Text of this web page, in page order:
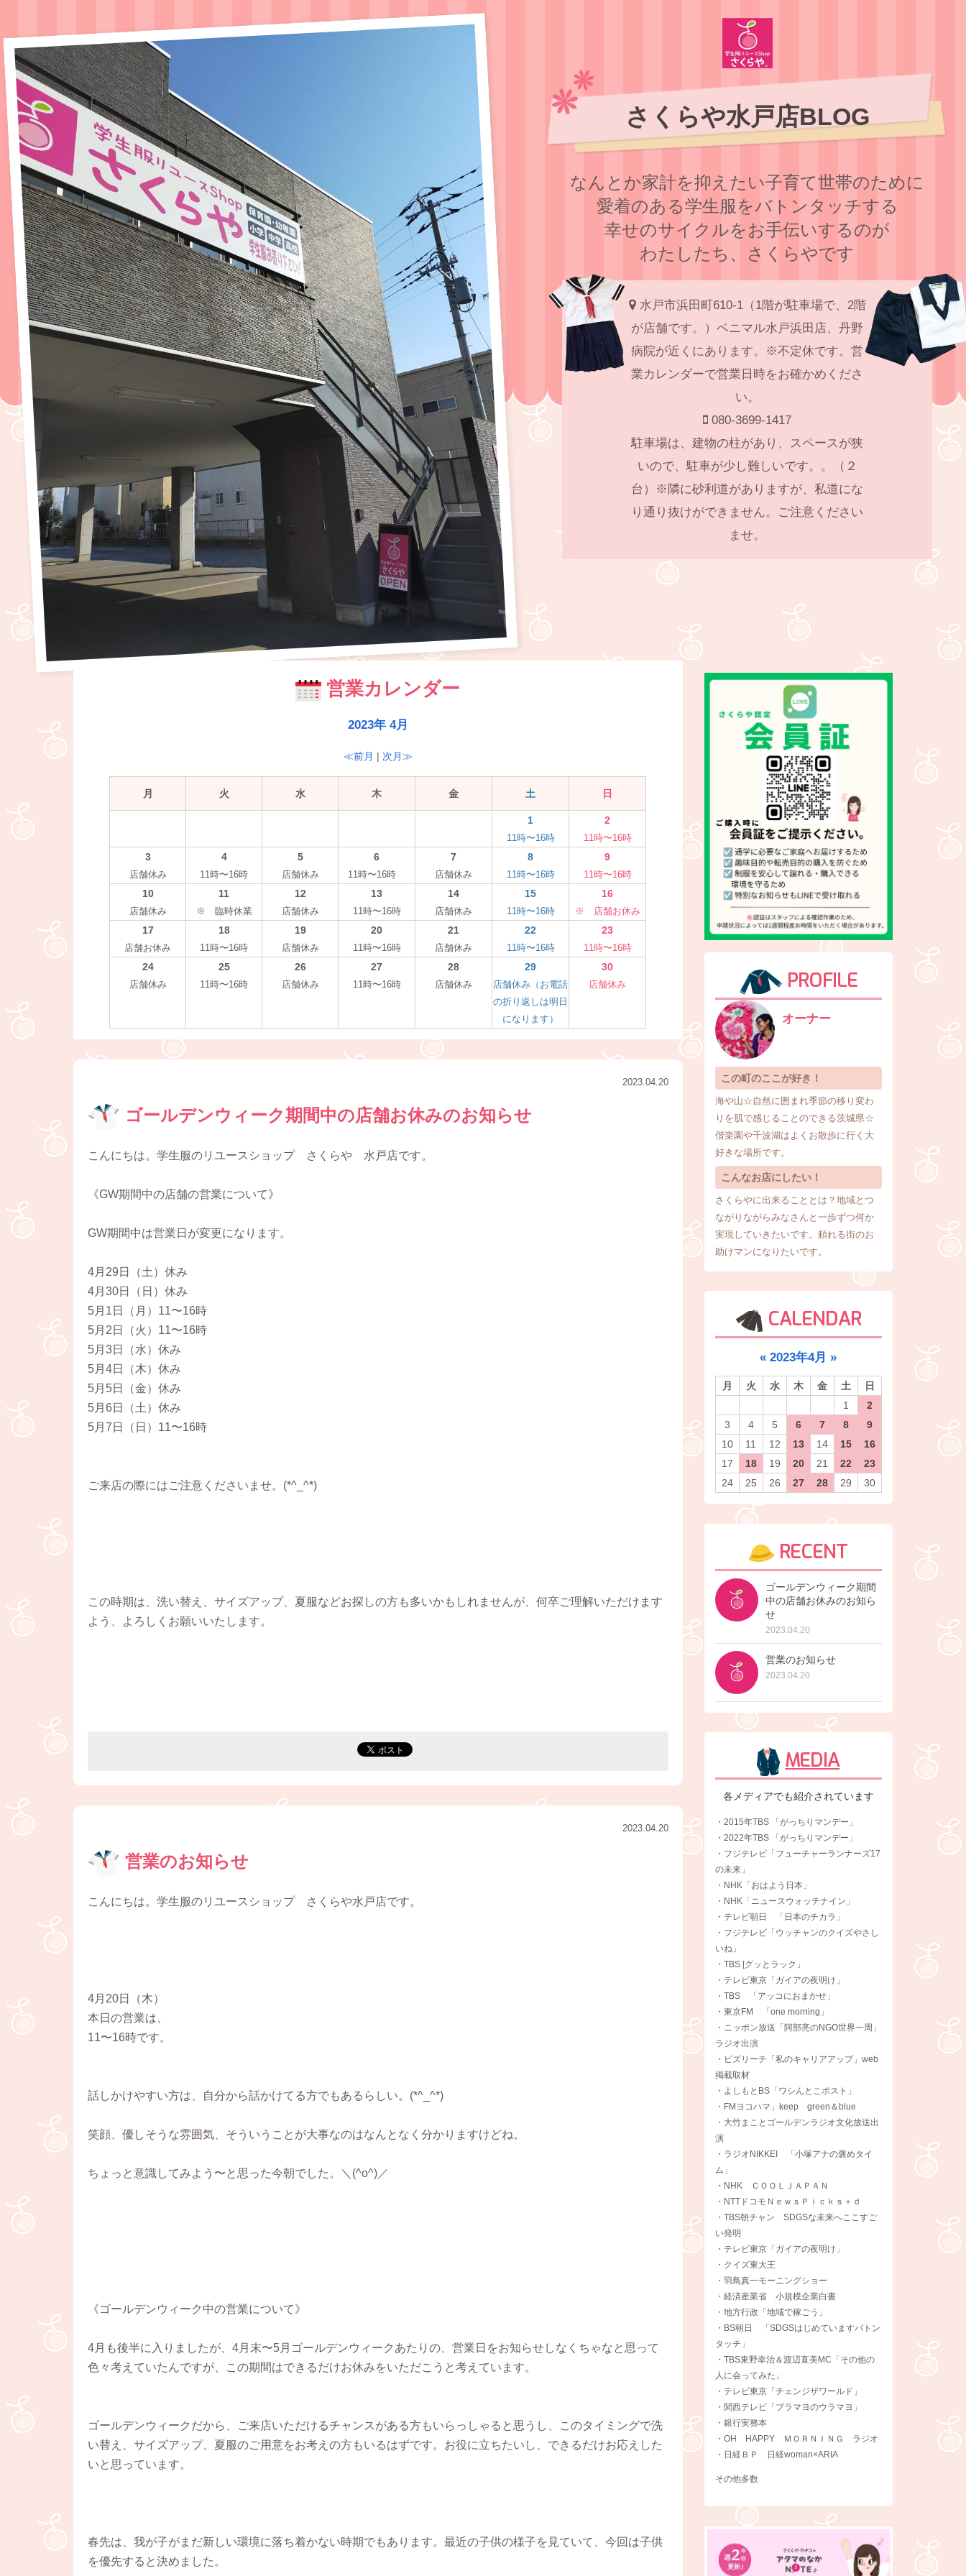
さくらや水戸店BLOG
なんとか家計を抑えたい子育て世帯のために
愛着のある学⽣服をバトンタッチする
幸せのサイクルをお⼿伝いするのが
わたしたち、さくらやです
水戸市浜田町610-1（1階が駐車場で、2階
が店舗です。）ベニマル水戸浜田店、丹野
病院が近くにあります。※不定休です。営
業カレンダーで営業日時をお確かめくださ
い。
080-3699-1417
駐車場は、建物の柱があり、スペースが狭
いので、駐車が少し難しいです。。（２
台）※隣に砂利道がありますが、私道にな
り通り抜けができません。ご注意ください
ませ。
営業カレンダー
2023年 4月
≪前月 | 次月≫
月 火 水 木 金 土 日
1
11時〜16時
2
11時〜16時
3
店舗休み
4
11時〜16時
5
店舗休み
6
11時〜16時
7
店舗休み
8
11時〜16時
9
11時〜16時
10
店舗休み
11
※ 臨時休業
12
店舗休み
13
11時〜16時
14
店舗休み
15
11時〜16時
16
※ 店舗お休み
17
店舗お休み
18
11時〜16時
19
店舗休み
20
11時〜16時
21
店舗休み
22
11時〜16時
23
11時〜16時
24
店舗休み
25
11時〜16時
26
店舗休み
27
11時〜16時
28
店舗休み
29
店舗休み（お電話
の折り返しは明日
になります）
30
店舗休み
2023.04.20
ゴールデンウィーク期間中の店舗お休みのお知らせ
こんにちは。学生服のリユースショップ さくらや 水戸店です。
《GW期間中の店舗の営業について》
GW期間中は営業日が変更になります。
4月29日（土）休み
4月30日（日）休み
5月1日（月）11〜16時
5月2日（火）11〜16時
5月3日（水）休み
5月4日（木）休み
5月5日（金）休み
5月6日（土）休み
5月7日（日）11〜16時
ご来店の際にはご注意くださいませ。(*^_^*)
この時期は、洗い替え、サイズアップ、夏服などお探しの方も多いかもしれませんが、何卒ご理解いただけます
よう、よろしくお願いいたします。
2023.04.20
営業のお知らせ
こんにちは。学生服のリユースショップ さくらや水戸店です。
4月20日（木）
本日の営業は、
11〜16時です。
話しかけやすい方は、自分から話かけてる方でもあるらしい。(*^_^*)
笑顔、優しそうな雰囲気、そういうことが大事なのはなんとなく分かりますけどね。
ちょっと意識してみよう〜と思った今朝でした。＼(^o^)／
《ゴールデンウィーク中の営業について》
4月も後半に入りましたが、4月末〜5月ゴールデンウィークあたりの、営業日をお知らせしなくちゃなと思って
色々考えていたんですが、この期間はできるだけお休みをいただこうと考えています。
ゴールデンウィークだから、ご来店いただけるチャンスがある方もいらっしゃると思うし、このタイミングで洗
い替え、サイズアップ、夏服のご用意をお考えの方もいるはずです。お役に立ちたいし、できるだけお応えした
いと思っています。
春先は、我が子がまだ新しい環境に落ち着かない時期でもあります。最近の子供の様子を見ていて、今回は子供
を優先すると決めました。
PROFILE
オーナー
この町のここが好き！
海や山☆自然に囲まれ季節の移り変わ
りを肌で感じることのできる茨城県☆
偕楽園や千波湖はよくお散歩に行く大
好きな場所です。
こんなお店にしたい！
さくらやに出来ることとは？地域とつ
ながりながらみなさんと一歩ずつ何か
実現していきたいです。頼れる街のお
助けマンになりたいです。
CALENDAR
« 2023年4月 »
月 火 水 木 金 土
日
1
2
3
4 5 6 7 8
9
10
11 12 13 14 15
16
17
18 19 20 21 22
23
24
25 26 27 28 29 30
RECENT
ゴールデンウィーク期間
中の店舗お休みのお知ら
せ
2023.04.20
営業のお知らせ
2023.04.20
MEDIA
各メディアでも紹介されています
・2015年TBS 「がっちりマンデー」
・2022年TBS 「がっちりマンデー」
・フジテレビ「フューチャーランナーズ17
の未来」
・NHK「おはよう日本」
・NHK「ニュースウォッチナイン」
・テレビ朝日 「日本のチカラ」
・フジテレビ「ウッチャンのクイズやさし
いね」
・TBS [グッとラック」
・テレビ東京「ガイアの夜明け」
・TBS 「アッコにおまかせ」
・東京FM 「one morning」
・ニッポン放送「阿部亮のNGO世界一周」
ラジオ出演
・ビズリーチ「私のキャリアアップ」web
掲載取材
・よしもとBS「ワシんとこポスト」
・FMヨコハマ」keep green＆blue
・大竹まことゴールデンラジオ文化放送出
演
・ラジオNIKKEI 「小塚アナの褒めタイ
ム」
・NHK ＣＯＯＬＪＡＰＡＮ
・NTTドコモＮｅｗｓＰｉｃｋｓ＋ｄ
・TBS朝チャン SDGSな未来へここすご
い発明
・テレビ東京「ガイアの夜明け」
・クイズ東大王
・羽鳥真一モーニングショー
・経済産業省 小規模企業白書
・地方行政「地域で稼ごう」
・BS朝日 「SDGSはじめていますバトン
タッチ」
・TBS東野幸治＆渡辺直美MC「その他の
人に会ってみた」
・テレビ東京「チェンジザワールド」
・関西テレビ「ブラマヨのウラマヨ」
・銀行実務本
・OH HAPPY ＭＯＲＮＩＮＧ ラジオ
・日経ＢＰ 日経woman×ARIA
その他多数